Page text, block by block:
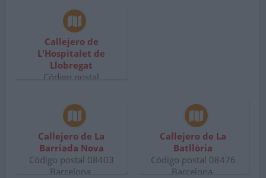
Callejero de
L'Hospitalet de
Llobregat
Código postal
Callejero de La
Barriada Nova
Código postal 08403
Barcelona.
Callejero de La
Batllòria
Código postal 08476
Barcelona.